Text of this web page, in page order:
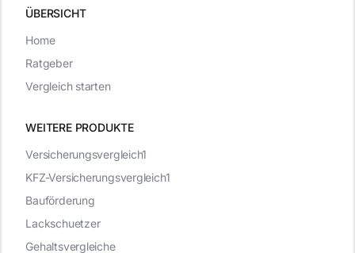
ÜBERSICHT
WEITERE PRODUKTE
Versicherungsvergleich1
KFZ-Versicherungsvergleich1
Bauförderung
Lackschuetzer
Gehaltsvergleiche
Home
Ratgeber
Vergleich starten